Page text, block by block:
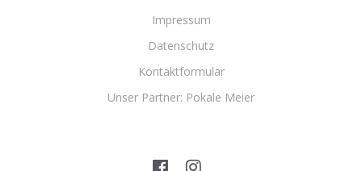
Impressum
Datenschutz
Kontaktformular
Unser Partner: Pokale Meier